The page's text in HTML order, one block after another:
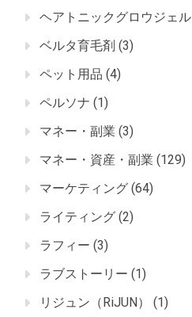
ヘアトニックグロウジェル
ベルタ育毛剤 (3)
ペット用品 (4)
ペルソナ (1)
マネー・副業 (3)
マネー・資産・副業 (129)
マーケティング (64)
ライティング (2)
ラフィー (3)
ラブストーリー (1)
リジュン（RiJUN）
(1)